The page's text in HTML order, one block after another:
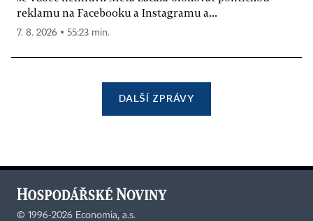
reklamu na Facebooku a Instagramu a...
7. 8. 2026 ▪ 55:23 min.
DALŠÍ ZPRÁVY
© 1996-2026 Economia, a.s.